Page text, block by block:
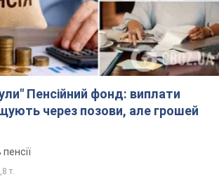
Пенсійний фонд: виплати
через позови, але грошей
т.